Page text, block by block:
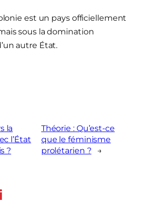
est un pays officiellement
sous la domination
autre État.
la
l’État
?
Théorie : Qu’est-ce
que le féminisme
prolétarien ?
→